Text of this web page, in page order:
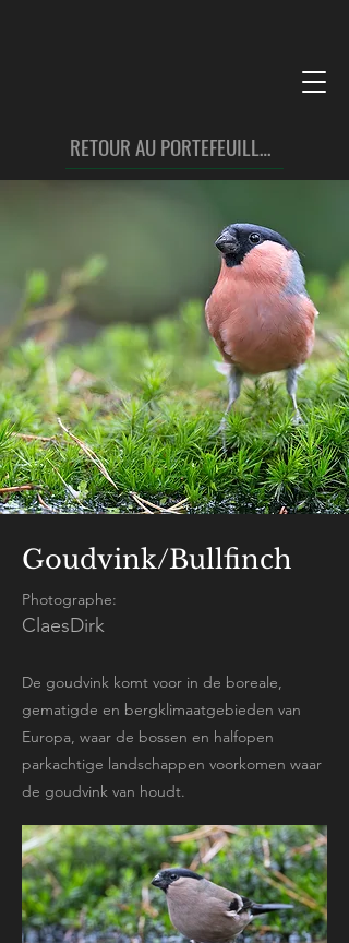
Goudvink/Bullfinch
Photographe:
ClaesDirk
De goudvink komt voor in de boreale,
gematigde en bergklimaatgebieden van
Europa, waar de bossen en halfopen
parkachtige landschappen voorkomen waar
de goudvink van houdt.